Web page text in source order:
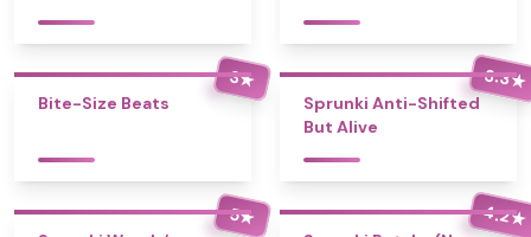
3★
Bite-Size Beats
3.3★
Sprunki Anti-Shifted
But Alive
5★ 4.2★